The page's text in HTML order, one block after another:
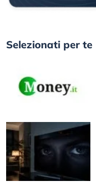
Selezionati per te